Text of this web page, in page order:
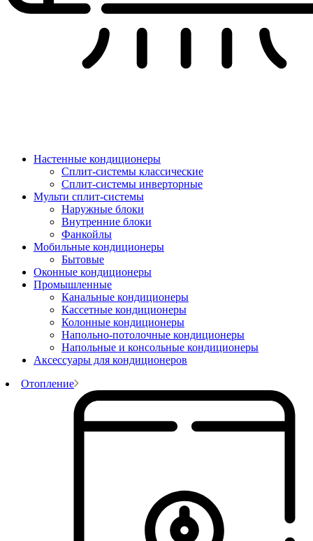
Настенные кондиционеры
Сплит-системы классические
Сплит-системы инверторные
Мульти сплит-системы
Наружные блоки
Внутренние блоки
Фанкойлы
Мобильные кондиционеры
Бытовые
Оконные кондиционеры
Промышленные
Канальные кондиционеры
Кассетные кондиционеры
Колонные кондиционеры
Напольно-потолочные кондиционеры
Напольные и консольные кондиционеры
Аксессуары для кондиционеров
Отопление